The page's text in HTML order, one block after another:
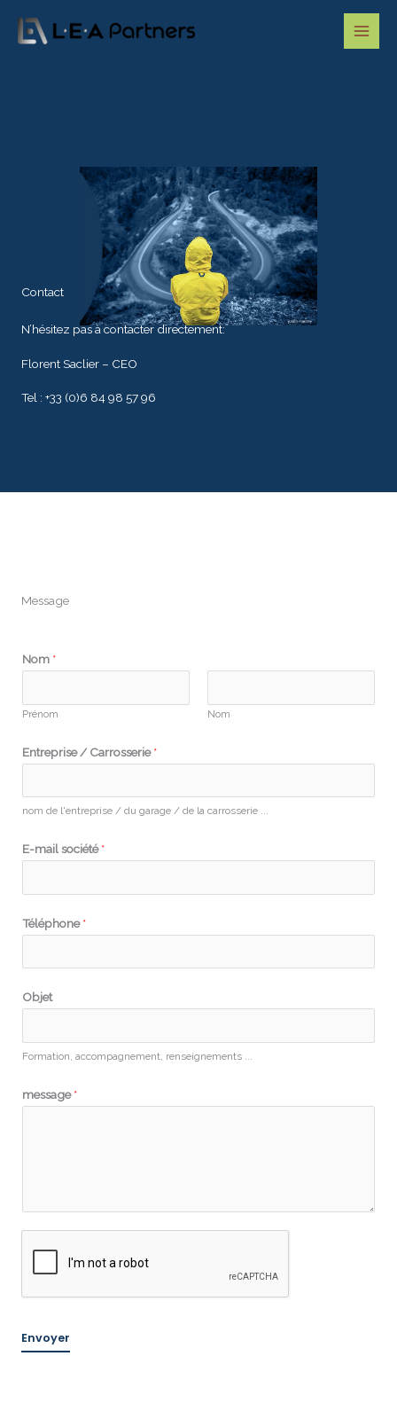
Contact
N’hésitez pas à contacter directement:
Florent Saclier – CEO
Tel : +33 (0)6 84 98 57 96
Message
Nom *
Prénom Nom
Entreprise / Carrosserie*
nom de l'entreprise / du garage / de la carrosserie ...
E-mail société*
-
i
*
Téléphone*
Objet
Formation, accompagnement, renseignements ...
message*
Envoyer